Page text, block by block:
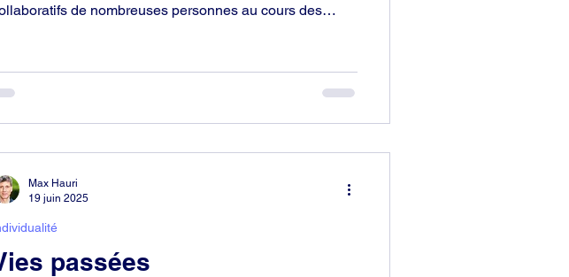
de nombreuses personnes au cours des
Ron Hubbard a laissé à l’humanité et qui ont pris la
de le préserver et de le partager.
passées
Max Hauri
19 juin 2025